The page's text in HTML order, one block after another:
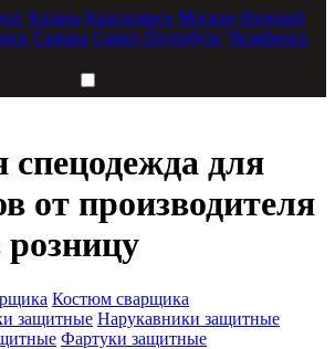
Казань Красноярск Москва Нижний
Самара Санкт-Петербург Челябинск
для
от производителя
Костюм сварщика
Нарукавники защитные
Фартуки защитные